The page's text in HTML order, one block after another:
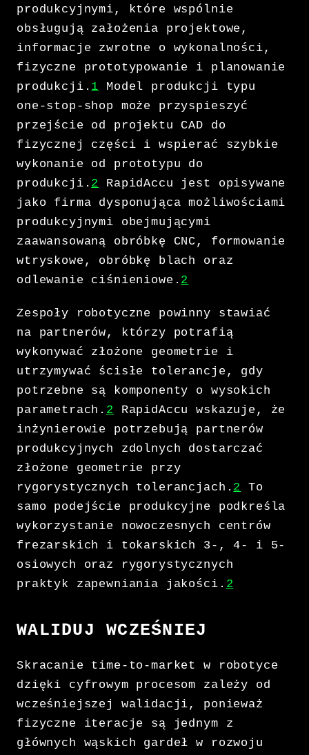
produkcyjnymi, które wspólnie
obsługują założenia projektowe,
informacje zwrotne o wykonalności,
fizyczne prototypowanie i planowanie
produkcji. 1 Model produkcji typu
one-stop-shop może przyspieszyć
przejście od projektu CAD do
fizycznej części i wspierać szybkie
wykonanie od prototypu do
produkcji. 2
RapidAccu jest opisywane
jako firma dysponująca możliwościami
produkcyjnymi obejmującymi
zaawansowaną obróbkę CNC, formowanie
wtryskowe, obróbkę blach oraz
odlewanie ciśnieniowe. 2
Zespoły robotyczne powinny stawiać
na partnerów, którzy potrafią
wykonywać złożone geometrie i
utrzymywać ścisłe tolerancje, gdy
potrzebne są komponenty o wysokich
parametrach. 2
RapidAccu wskazuje, że
inżynierowie potrzebują partnerów
produkcyjnych zdolnych dostarczać
złożone geometrie przy
rygorystycznych tolerancjach. 2
To
samo podejście produkcyjne podkreśla
wykorzystanie nowoczesnych centrów
frezarskich i tokarskich 3-, 4- i 5-
osiowych oraz rygorystycznych
praktyk zapewniania jakości. 2
WALIDUJ WCZEŚNIEJ
Skracanie time-to-market w robotyce
dzięki cyfrowym procesom zależy od
wcześniejszej walidacji, ponieważ
fizyczne iteracje są jednym z
głównych wąskich gardeł w rozwoju